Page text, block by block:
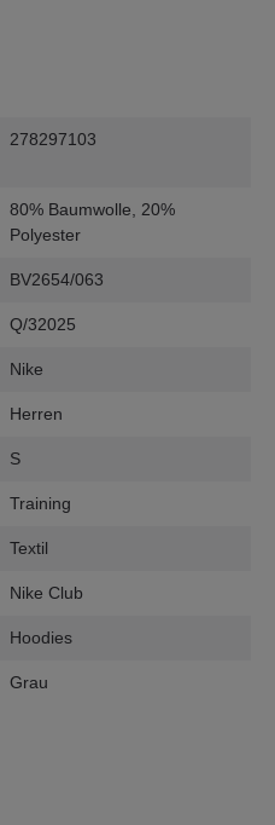
278297103
80% Baumwolle, 20%
Polyester
BV2654/063
Q/32025
Nike
Herren
S
Training
Textil
Nike Club
Hoodies
Grau